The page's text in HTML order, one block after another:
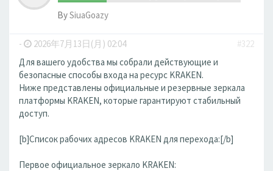
BySiuaGoazy
- 2026年7月13日(月) 02:04
#322
Для вашего удобства мы собрали действующие и
безопасные способы входа на ресурс KRAKEN.
Ниже представлены официальные и резервные зеркала
платформы KRAKEN, которые гарантируют стабильный
доступ.
[b]Список рабочих адресов KRAKEN для перехода:[/b]
Первое официальное зеркало KRAKEN: